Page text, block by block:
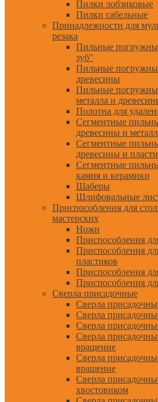
Пилки лобзиковые
Пилки сабельные
Принадлежности для
резака
Пильные
зуб"
Пильные
древесины
Пильные
металла и
Полотна для
Сегментные
древесины и
Сегментные
древесины и
Сегментные
камня и керамики
Шаберы
Шлифовальные
Приспособления для
мастерских
Ножи
Приспособления
Приспособления
пластиков
Приспособления
Приспособления
Сверла присадочные
Сверла
Сверла
Сверла
Сверла
вращение
Сверла
вращение
Сверла
хвостовиком